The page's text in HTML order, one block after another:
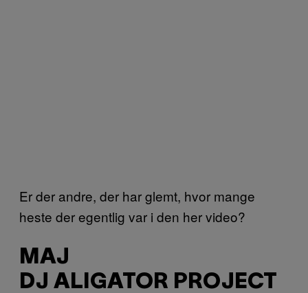
Er der andre, der har glemt, hvor mange
heste der egentlig var i den her video?
MAJ
DJ ALIGATOR PROJECT